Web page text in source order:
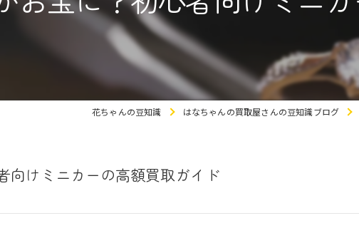
花ちゃんの豆知識 はなちゃんの買取屋さんの豆知識ブログ
向けミニカーの高額買取ガイド